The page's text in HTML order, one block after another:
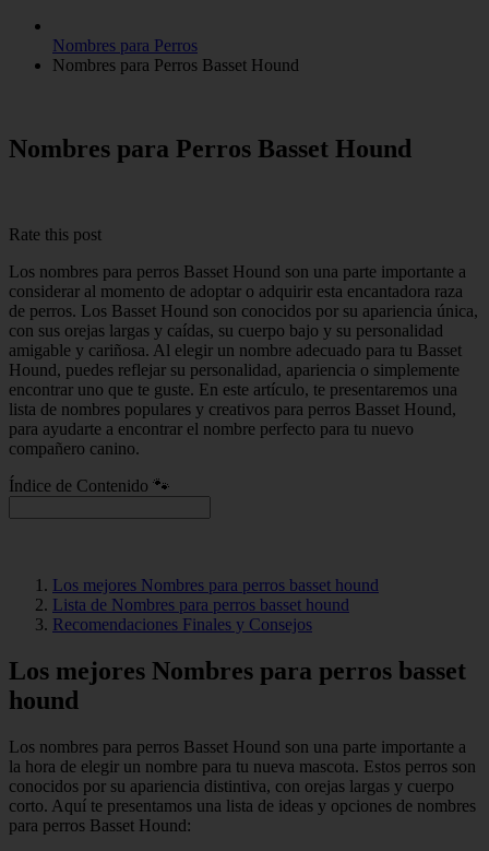
Nombres para Perros
Nombres para Perros Basset Hound
Nombres para Perros Basset Hound
Rate this post
Los nombres para perros Basset Hound son una parte importante a
considerar al momento de adoptar o adquirir esta encantadora raza
de perros. Los Basset Hound son conocidos por su apariencia única,
con sus orejas largas y caídas, su cuerpo bajo y su personalidad
amigable y cariñosa. Al elegir un nombre adecuado para tu Basset
Hound, puedes reflejar su personalidad, apariencia o simplemente
encontrar uno que te guste. En este artículo, te presentaremos una
lista de nombres populares y creativos para perros Basset Hound,
para ayudarte a encontrar el nombre perfecto para tu nuevo
compañero canino.
Índice de Contenido 🐾
Los mejores Nombres para perros basset hound
Lista de Nombres para perros basset hound
Recomendaciones Finales y Consejos
Los mejores Nombres para perros basset
hound
Los nombres para perros Basset Hound son una parte importante a
la hora de elegir un nombre para tu nueva mascota. Estos perros son
conocidos por su apariencia distintiva, con orejas largas y cuerpo
corto. Aquí te presentamos una lista de ideas y opciones de nombres
para perros Basset Hound: